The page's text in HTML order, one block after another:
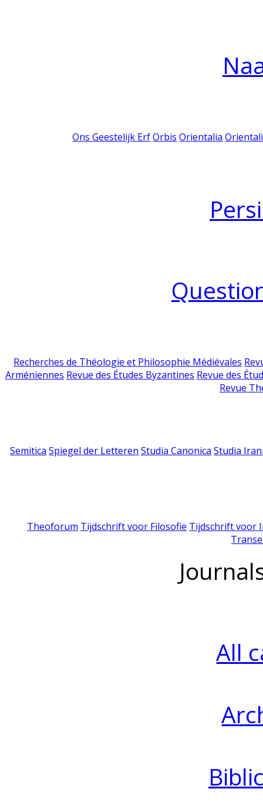
Ons Geestelijk Erf Orbis Orientalia
Recherches de Théologie et Philosophie Médiévales
Arméniennes Revue des Études Byzantines Revue des
Revue
Semitica Spiegel der Letteren Studia Canonica Studia
Theoforum Tijdschrift voor Filosofie Tijdschrift voor
All